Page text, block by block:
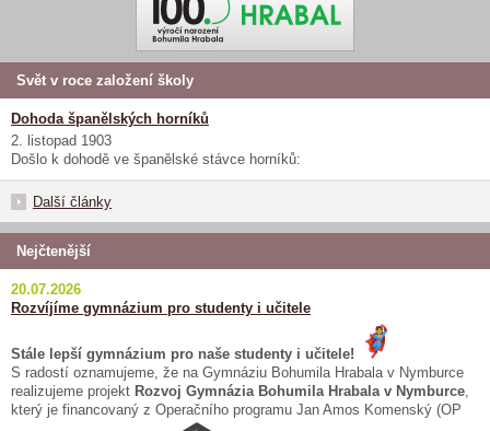
Svět v roce založení školy
Dohoda španělských horníků
2. listopad 1903
Došlo k dohodě ve španělské stávce horníků:
Další články
Nejčtenější
20.07.2026
Rozvíjíme gymnázium pro studenty i učitele
Stále lepší gymnázium pro naše studenty i učitele!
S radostí oznamujeme, že na Gymnáziu Bohumila Hrabala v Nymburce
realizujeme projekt Rozvoj Gymnázia Bohumila Hrabala v Nymburce,
který je financovaný z Operačního programu Jan Amos Komenský (OP